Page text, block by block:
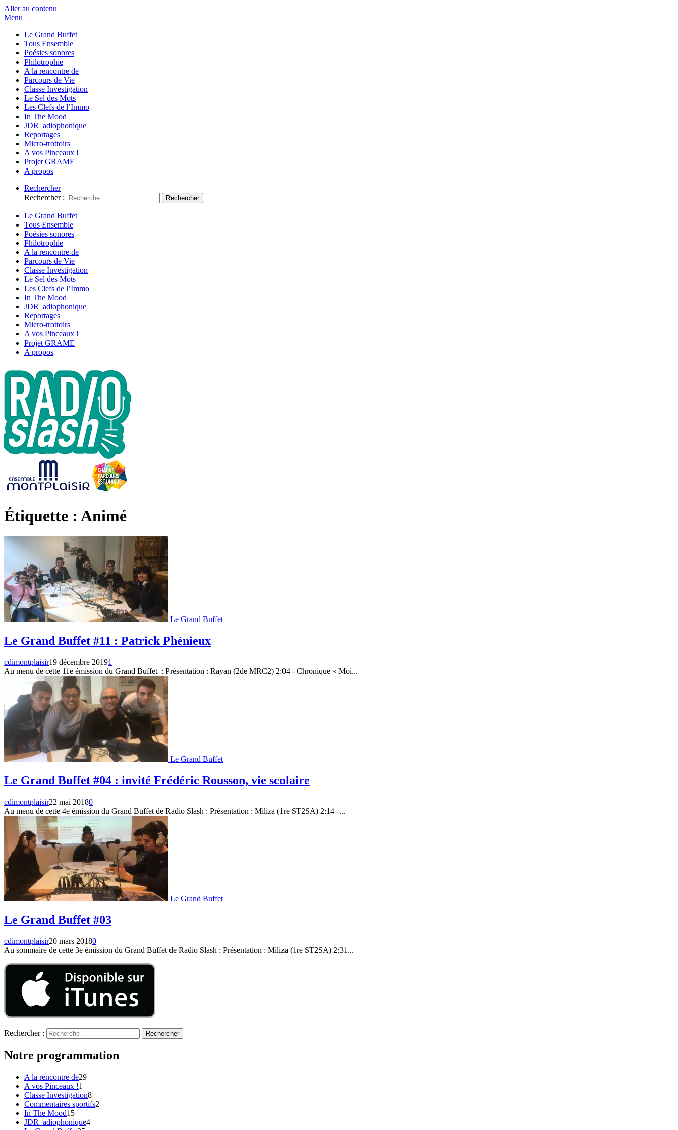
Aller au contenu
Menu
Le Grand Buffet
Tous Ensemble
Poésies sonores
Philotrophie
A la rencontre de
Parcours de Vie
Classe Investigation
Le Sel des Mots
Les Clefs de l’Immo
In The Mood
JDR_adiophonique
Reportages
Micro-trottoirs
A vos Pinceaux !
Projet GRAME
A propos
Rechercher
Rechercher :
Le Grand Buffet
Tous Ensemble
Poésies sonores
Philotrophie
A la rencontre de
Parcours de Vie
Classe Investigation
Le Sel des Mots
Les Clefs de l’Immo
In The Mood
JDR_adiophonique
Reportages
Micro-trottoirs
A vos Pinceaux !
Projet GRAME
A propos
Étiquette : Animé
Le Grand Buffet
Le Grand Buffet #11 : Patrick Phénieux
cdimontplaisir19 décembre 20191
Au menu de cette 11e émission du Grand Buffet : Présentation : Rayan (2de MRC2) 2:04 - Chronique « Moi...
Le Grand Buffet
Le Grand Buffet #04 : invité Frédéric Rousson, vie scolaire
cdimontplaisir22 mai 20180
Au menu de cette 4e émission du Grand Buffet de Radio Slash : Présentation : Miliza (1re ST2SA) 2:14 -...
Le Grand Buffet
Le Grand Buffet #03
cdimontplaisir20 mars 20180
Au sommaire de cette 3e émission du Grand Buffet de Radio Slash : Présentation : Miliza (1re ST2SA) 2:31...
Rechercher :
Notre programmation
A la rencontre de29
A vos Pinceaux !1
Classe Investigation8
Commentaires sportifs2
In The Mood15
JDR_adiophonique4